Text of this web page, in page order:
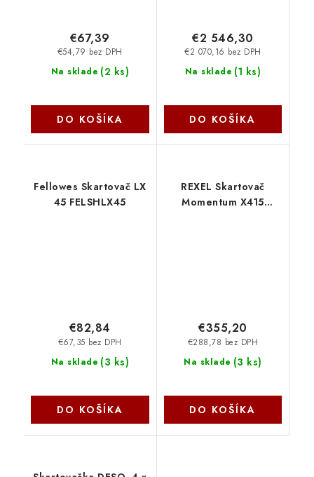
Na sklade (2 ks)
€54,79 bez DPH
€67,39
DO KOŠÍKA
Na sklade (1 ks)
€2 070,16 bez DPH
€2 546,30
DO KOŠÍKA
Fellowes Skartovač LX
45 FELSHLX45
Na sklade (3 ks)
€67,35 bez DPH
€82,84
DO KOŠÍKA
REXEL Skartovač
Momentum X415
Na sklade (3 ks)
€288,78 bez DPH
€355,20
DO KOŠÍKA